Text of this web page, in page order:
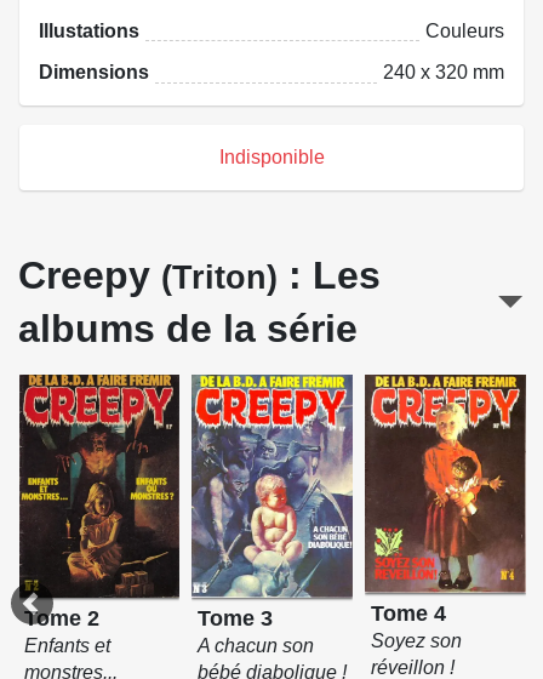
Illustations Couleurs
Dimensions 240 x 320 mm
Indisponible
Creepy (Triton) : Les
albums de la série
Tome 2
Enfants et
monstres...
Tome 3
A chacun son
bébé diabolique !
Tome 4
Soyez son
réveillon !